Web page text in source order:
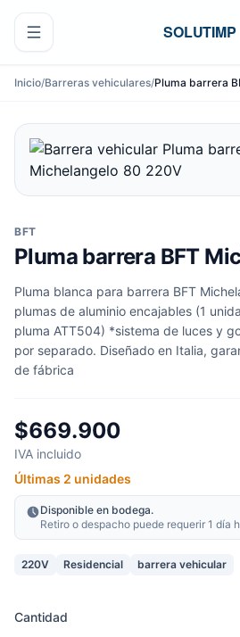
Ir al contenido
SOLUTIMP
Inicio/Barreras vehiculares/Pluma barrera
BFT
Pluma barrera BFT
Pluma blanca para barrera BFT
plumas de aluminio encajables (1
pluma ATT504) *sistema de luces y
por separado. Diseñado en Italia,
de fábrica
$669.900
IVA incluido
Últimas 2 unidades
Disponible en bodega.
Retiro o despacho puede requerir 1 día
220V Residencial barrera vehicular
Cantidad